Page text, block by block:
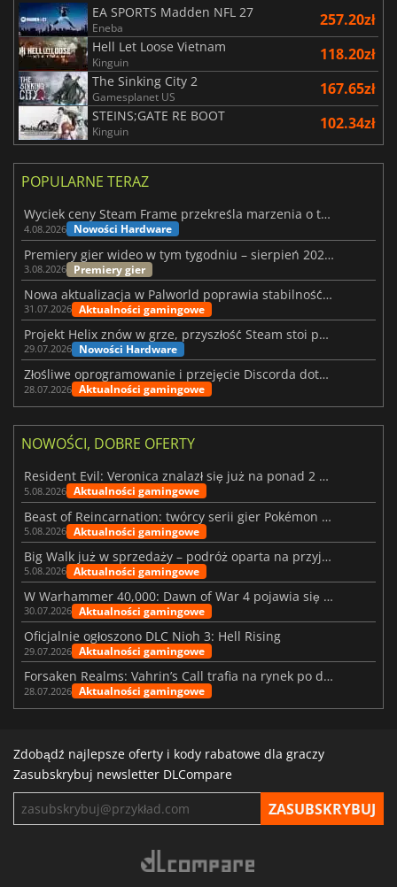
EA SPORTS Madden NFL 27
Eneba 257.20zł
Hell Let Loose Vietnam
Kinguin 118.20zł
The Sinking City 2
Gamesplanet US 167.65zł
STEINS;GATE RE BOOT
Kinguin 102.34zł
POPULARNE TERAZ
Wyciek ceny Steam Frame przekreśla marzenia o tanim zestawie VR
4.08.2026 Nowości Hardware
Premiery gier wideo w tym tygodniu – sierpień 2026 r. (32. tydzień)
3.08.2026 Premiery gier
Nowa aktualizacja w Palworld poprawia stabilność Sunreach i walk z bossami
31.07.2026 Aktualności gamingowe
Projekt Helix znów w grze, przyszłość Steam stoi pod znakiem zapytania
29.07.2026 Nowości Hardware
Złośliwe oprogramowanie i przejęcie Discorda dotknęły Meccha Chameleon
28.07.2026 Aktualności gamingowe
NOWOŚCI, DOBRE OFERTY
Resident Evil: Veronica znalazł się już na ponad 2 milionach list życzeń
5.08.2026 Aktualności gamingowe
Beast of Reincarnation: twórcy serii gier Pokémon wkraczają na nową ścieżkę
5.08.2026 Aktualności gamingowe
Big Walk już w sprzedaży – podróż oparta na przyjaźni
5.08.2026 Aktualności gamingowe
W Warhammer 40,000: Dawn of War 4 pojawia się frakcja Nekronów
30.07.2026 Aktualności gamingowe
Oficjalnie ogłoszono DLC Nioh 3: Hell Rising
29.07.2026 Aktualności gamingowe
Forsaken Realms: Vahrin’s Call trafia na rynek po dziesięciu latach prac
28.07.2026 Aktualności gamingowe
Zdobądź najlepsze oferty i kody rabatowe dla graczy
Zasubskrybuj newsletter DLCompare